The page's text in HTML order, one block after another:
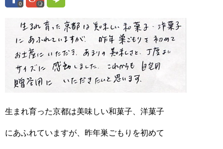
0
生まれ育った京都は美味しい和菓子、洋菓子
にあふれていますが、昨年巣ごもりを初めて